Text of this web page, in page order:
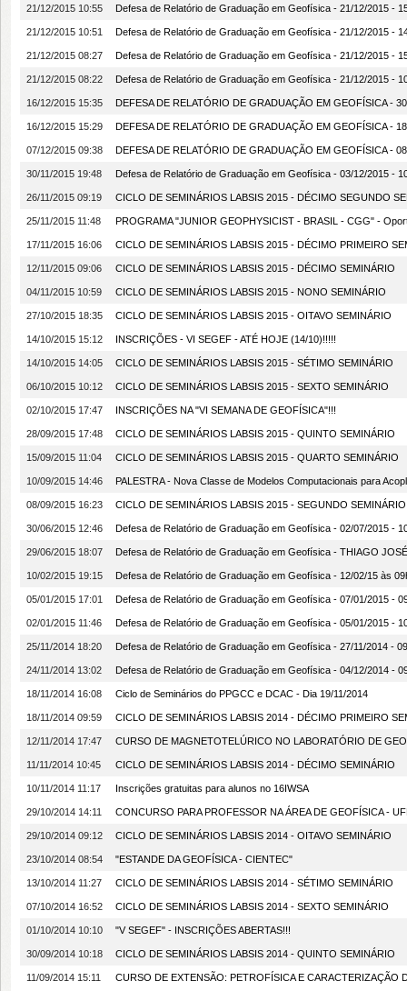
21/12/2015 10:55 Defesa de Relatório de Graduação em Geofísica - 21/12/2015 -
21/12/2015 10:51 Defesa de Relatório de Graduação em Geofísica - 21/12/2015 -
21/12/2015 08:27 Defesa de Relatório de Graduação em Geofísica - 21/12/2015 -
21/12/2015 08:22 Defesa de Relatório de Graduação em Geofísica - 21/12/2015 -
16/12/2015 15:35 DEFESA DE RELATÓRIO DE GRADUAÇÃO EM GEOFÍSICA -
16/12/2015 15:29 DEFESA DE RELATÓRIO DE GRADUAÇÃO EM GEOFÍSICA -
07/12/2015 09:38 DEFESA DE RELATÓRIO DE GRADUAÇÃO EM GEOFÍSICA -
30/11/2015 19:48 Defesa de Relatório de Graduação em Geofísica - 03/12/2015 -
26/11/2015 09:19 CICLO DE SEMINÁRIOS LABSIS 2015 - DÉCIMO SEGUNDO
25/11/2015 11:48 PROGRAMA "JUNIOR GEOPHYSICIST - BRASIL - CGG" -
17/11/2015 16:06 CICLO DE SEMINÁRIOS LABSIS 2015 - DÉCIMO PRIMEIRO
12/11/2015 09:06 CICLO DE SEMINÁRIOS LABSIS 2015 - DÉCIMO SEMINÁRIO
04/11/2015 10:59 CICLO DE SEMINÁRIOS LABSIS 2015 - NONO SEMINÁRIO
27/10/2015 18:35 CICLO DE SEMINÁRIOS LABSIS 2015 - OITAVO SEMINÁRIO
14/10/2015 15:12 INSCRIÇÕES - VI SEGEF - ATÉ HOJE (14/10)!!!!!
14/10/2015 14:05 CICLO DE SEMINÁRIOS LABSIS 2015 - SÉTIMO SEMINÁRIO
06/10/2015 10:12 CICLO DE SEMINÁRIOS LABSIS 2015 - SEXTO SEMINÁRIO
02/10/2015 17:47 INSCRIÇÕES NA "VI SEMANA DE GEOFÍSICA"!!!
28/09/2015 17:48 CICLO DE SEMINÁRIOS LABSIS 2015 - QUINTO SEMINÁRIO
15/09/2015 11:04 CICLO DE SEMINÁRIOS LABSIS 2015 - QUARTO SEMINÁRIO
10/09/2015 14:46 PALESTRA - Nova Classe de Modelos Computacionais para
08/09/2015 16:23 CICLO DE SEMINÁRIOS LABSIS 2015 - SEGUNDO
30/06/2015 12:46 Defesa de Relatório de Graduação em Geofísica - 02/07/2015 -
29/06/2015 18:07 Defesa de Relatório de Graduação em Geofísica - THIAGO
10/02/2015 19:15 Defesa de Relatório de Graduação em Geofísica - 12/02/15 às
05/01/2015 17:01 Defesa de Relatório de Graduação em Geofísica - 07/01/2015 -
02/01/2015 11:46 Defesa de Relatório de Graduação em Geofísica - 05/01/2015 -
25/11/2014 18:20 Defesa de Relatório de Graduação em Geofísica - 27/11/2014 -
24/11/2014 13:02 Defesa de Relatório de Graduação em Geofísica - 04/12/2014 -
18/11/2014 16:08 Ciclo de Seminários do PPGCC e DCAC - Dia 19/11/2014
18/11/2014 09:59 CICLO DE SEMINÁRIOS LABSIS 2014 - DÉCIMO PRIMEIRO
12/11/2014 17:47 CURSO DE MAGNETOTELÚRICO NO LABORATÓRIO DE
11/11/2014 10:45 CICLO DE SEMINÁRIOS LABSIS 2014 - DÉCIMO SEMINÁRIO
10/11/2014 11:17 Inscrições gratuitas para alunos no 16IWSA
29/10/2014 14:11 CONCURSO PARA PROFESSOR NA ÁREA DE GEOFÍSICA -
29/10/2014 09:12 CICLO DE SEMINÁRIOS LABSIS 2014 - OITAVO SEMINÁRIO
23/10/2014 08:54 "ESTANDE DA GEOFÍSICA - CIENTEC"
13/10/2014 11:27 CICLO DE SEMINÁRIOS LABSIS 2014 - SÉTIMO SEMINÁRIO
07/10/2014 16:52 CICLO DE SEMINÁRIOS LABSIS 2014 - SEXTO SEMINÁRIO
01/10/2014 10:10 "V SEGEF" - INSCRIÇÕES ABERTAS!!!
30/09/2014 10:18 CICLO DE SEMINÁRIOS LABSIS 2014 - QUINTO SEMINÁRIO
11/09/2014 15:11 CURSO DE EXTENSÃO: PETROFÍSICA E CARACTERIZAÇÃO